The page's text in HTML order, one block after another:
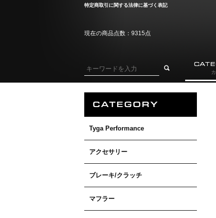
特定商取引に関する法律に基づく表記
現在の商品点数：9315点
Tyga Performance
アクセサリー
ブレーキ/クラッチ
マフラー